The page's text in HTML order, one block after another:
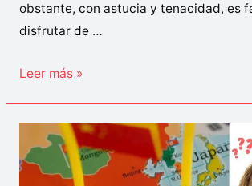
obstante, con astucia y tenacidad, es
disfrutar de …
¿Cómo
China
con
Leer más »